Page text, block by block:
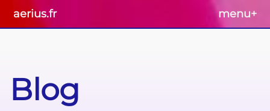
aerius.fr menu+
Blog